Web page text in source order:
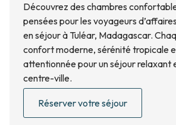
Découvrez des chambres
pensées pour les voyageurs
en séjour à Tuléar, Madagascar.
confort moderne, sérénité tropicale
attentionnée pour un séjour relaxant
centre-ville.
Réserver votre séjour